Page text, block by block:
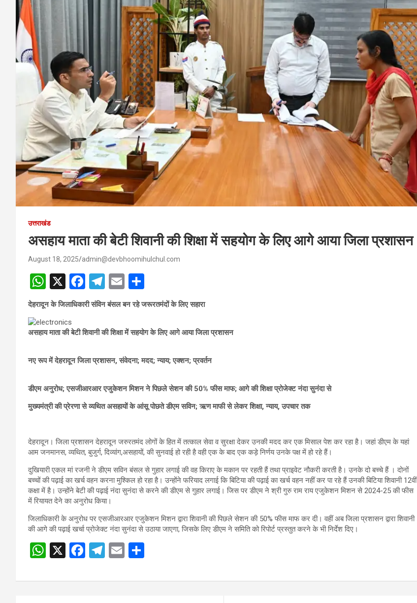
उत्तराखंड
असहाय माता की बेटी शिवानी की शिक्षा में सहयोग के लिए आगे आया जिला प्रशासन
August 18, 2025 admin@devbhoomihulchul.com
W
h
at
s
p
X
F
a
ce
b
o
T
el
e
gr
m
E
m
ail
h
ar
e
देहरादून के जिलाधिकारी संविन बंसल बन रहे जरूरतमंदों के लिए सहारा
असहाय माता की बेटी शिवानी की शिक्षा में सहयोग के लिए आगे आया जिला प्रशासन
नए रूप में देहरादून जिला प्रशासन, संवेदना; मदद; न्याय; एक्शन; प्रवर्तन
डीएम अनुरोध; एसजीआरआर एजुकेशन मिशन ने पिछले सेशन की 50% फीस माफ; आगे की शिक्षा प्रोजेक्ट नंदा सुनंदा से
मुख्यमंत्री की प्रेरणा से व्यथित असहायों के आंसू पोछते डीएम सविन; ऋण माफी से लेकर शिक्षा, न्याय, उपचार तक
देहरादून। जिला प्रशासन देहरादून जरुरतमंद लोगों के हित में तत्काल सेवा व सुरक्षा देकर उनकी मदद कर एक मिसाल पेश कर रहा है। जहां डीएम के यहां
आम जनमानस, व्यथित, बुजुर्ग, दिव्यांग,असहायों, की सुनवाई हो रही है वही एक के बाद एक कड़े निर्णय उनके पक्ष में हो रहे हैं।
दुखियारी एकल मां रजनी ने डीएम सविन बंसल से गुहार लगाई की वह किराए के मकान पर रहती हैं तथा प्राइवेट नौकरी करती है। उनके दो बच्चे हैं । दोनों
बच्चों की पढ़ाई का खर्च वहन करना मुश्किल हो रहा है। उन्होंने फरियाद लगाई कि बिटिया की पढ़ाई का खर्च वहन नहीं कर पा रहे हैं उनकी बिटिया शिवानी 12वीं
कक्षा में है। उन्होंने बेटी की पढ़ाई नंदा सुनंदा से करने की डीएम से गुहार लगाई। जिस पर डीएम ने श्री गुरु राम राय एजुकेशन मिशन से 2024-25 की फीस
में रियायत देने का अनुरोध किया।
जिलाधिकारी के अनुरोध पर एसजीआरआर एजुकेशन मिशन द्वारा शिवानी की पिछले सेशन की 50% फीस माफ कर दी। वहीं अब जिला प्रशासन द्वारा शिवानी
की आगे की पढ़ाई खर्चा प्रोजेक्ट नंदा सुनंदा से उठाया जाएगा, जिसके लिए डीएम ने समिति को रिपोर्ट प्रस्तुत करने के भी निर्देश दिए।
W
at
X
F
ce
T
e
E
ail ar